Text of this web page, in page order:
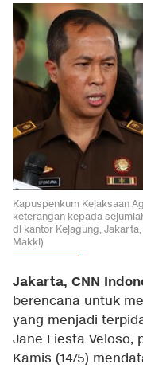
Kapuspenkum Kejaksaan
keterangan kepada
di kantor Kejagung,
Makki)
Jakarta, CNN
berencana untuk
yang menjadi
Jane Fiesta Veloso,
Kamis (14/5)